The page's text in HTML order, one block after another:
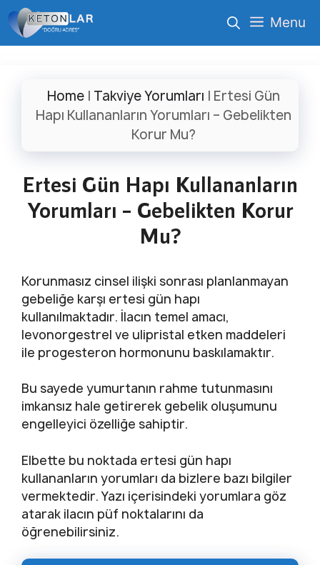
İçeriğe
atla
Menu
Home | Takviye Yorumları | Ertesi Gün
Hapı Kullananların Yorumları – Gebelikten
Korur Mu?
Ertesi Gün Hapı Kullananların
Yorumları – Gebelikten Korur
Mu?
Korunmasız cinsel ilişki sonrası planlanmayan
gebeliğe karşı ertesi gün hapı
kullanılmaktadır. İlacın temel amacı,
levonorgestrel ve ulipristal etken maddeleri
ile progesteron hormonunu baskılamaktır.
Bu sayede yumurtanın rahme tutunmasını
imkansız hale getirerek gebelik oluşumunu
engelleyici özelliğe sahiptir.
Elbette bu noktada ertesi gün hapı
kullananların yorumları da bizlere bazı bilgiler
vermektedir. Yazı içerisindeki yorumlara göz
atarak ilacın püf noktalarını da
öğrenebilirsiniz.